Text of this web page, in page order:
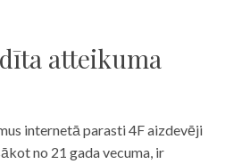
atteikuma
internetā parasti 4F aizdevēji
no 21 gada vecuma, ir